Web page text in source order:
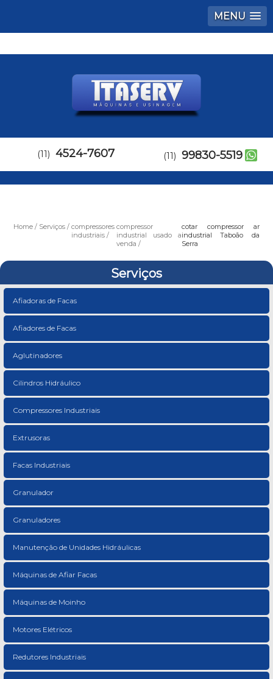
MENU
(11) 4524-7607 (11) 99830-5519
Home Serviços
compressores
industriais
compressor
industrial usado a
venda
cotar compressor ar
industrial Taboão da
Serra
Serviços
Afiadoras de Facas
Afiadores de Facas
Aglutinadores
Cilindros Hidráulico
Compressores Industriais
Extrusoras
Facas Industriais
Granulador
Granuladores
Manutenção de Unidades Hidráulicas
Máquinas de Afiar Facas
Máquinas de Moinho
Motores Elétricos
Redutores Industriais